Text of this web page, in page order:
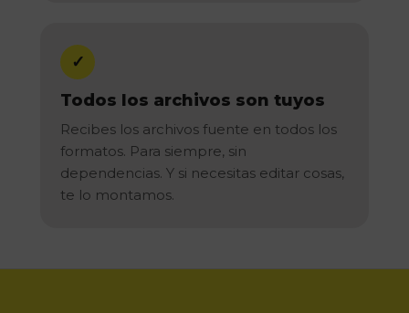
✓
Todos los archivos son tuyos
Recibes los archivos fuente en todos los
formatos. Para siempre, sin
dependencias. Y si necesitas editar cosas,
te lo montamos.